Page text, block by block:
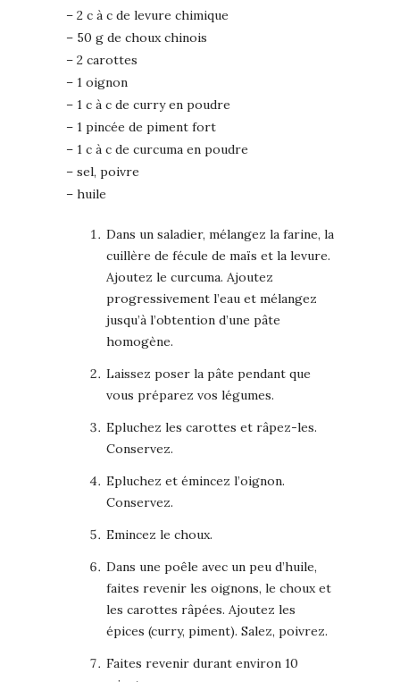
– 2 c à c de levure chimique
– 50 g de choux chinois
– 2 carottes
– 1 oignon
– 1 c à c de curry en poudre
– 1 pincée de piment fort
– 1 c à c de curcuma en poudre
– sel, poivre
– huile
Dans un saladier, mélangez la farine, la
cuillère de fécule de maïs et la levure.
Ajoutez le curcuma. Ajoutez
progressivement l’eau et mélangez
jusqu’à l’obtention d’une pâte
homogène.
Laissez poser la pâte pendant que
vous préparez vos légumes.
Epluchez les carottes et râpez-les.
Conservez.
Epluchez et émincez l’oignon.
Conservez.
Emincez le choux.
Dans une poêle avec un peu d’huile,
faites revenir les oignons, le choux et
les carottes râpées. Ajoutez les
épices (curry, piment). Salez, poivrez.
Faites revenir durant environ 10